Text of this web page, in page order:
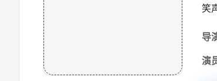
笑
导
演